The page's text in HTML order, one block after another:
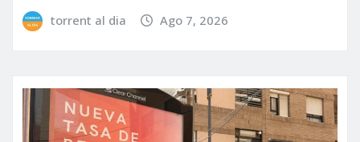
torrent al dia Ago 7, 2026